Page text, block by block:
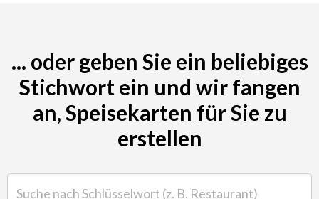
... oder geben Sie ein beliebiges
Stichwort ein und wir fangen
an, Speisekarten für Sie zu
erstellen